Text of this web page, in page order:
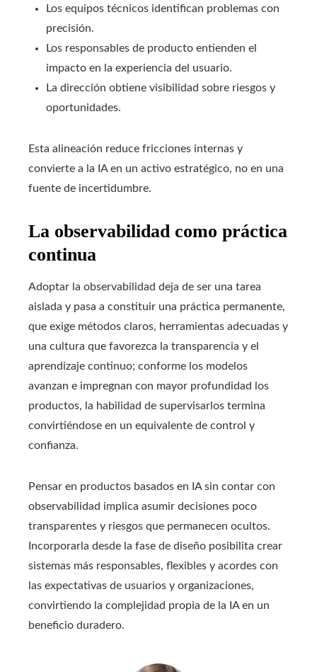
Los equipos técnicos identifican problemas con
precisión.
Los responsables de producto entienden el
impacto en la experiencia del usuario.
La dirección obtiene visibilidad sobre riesgos y
oportunidades.
Esta alineación reduce fricciones internas y
convierte a la IA en un activo estratégico, no en una
fuente de incertidumbre.
La observabilidad como práctica
continua
Adoptar la observabilidad deja de ser una tarea
aislada y pasa a constituir una práctica permanente,
que exige métodos claros, herramientas adecuadas y
una cultura que favorezca la transparencia y el
aprendizaje continuo; conforme los modelos
avanzan e impregnan con mayor profundidad los
productos, la habilidad de supervisarlos termina
convirtiéndose en un equivalente de control y
confianza.
Pensar en productos basados en IA sin contar con
observabilidad implica asumir decisiones poco
transparentes y riesgos que permanecen ocultos.
Incorporarla desde la fase de diseño posibilita crear
sistemas más responsables, flexibles y acordes con
las expectativas de usuarios y organizaciones,
convirtiendo la complejidad propia de la IA en un
beneficio duradero.